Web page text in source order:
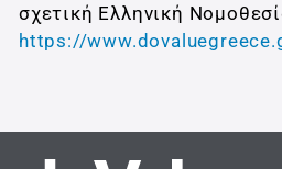
σχετική Ελληνική
https://